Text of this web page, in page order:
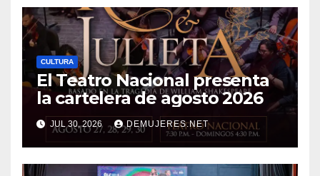
CULTURA
El Teatro Nacional presenta
la cartelera de agosto 2026
JUL 30, 2026 DEMUJERES.NET